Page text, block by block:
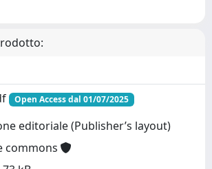
Open Access dal 01/07/2025
editoriale (Publisher’s layout)
commons